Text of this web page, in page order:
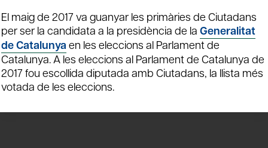
El maig de 2017 va guanyar les primàries de Ciutadans
per ser la candidata a la presidència de la Generalitat
de Catalunya en les eleccions al Parlament de
Catalunya. A les eleccions al Parlament de Catalunya de
2017 fou escollida diputada amb Ciutadans, la llista més
votada de les eleccions.